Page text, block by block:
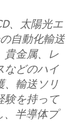
、太陽光エ
自動化輸送
貴金属、レ
などのハイ
、輸送ソリ
験を持って
、半導体プ